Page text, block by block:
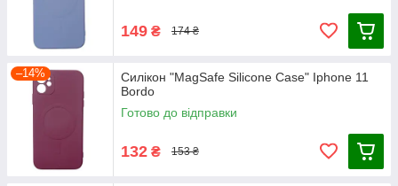
149 ₴ 174 ₴
–14%
Силікон "MagSafe Silicone Case" Iphone 11
Bordo
Готово до відправки
132 ₴ 153 ₴